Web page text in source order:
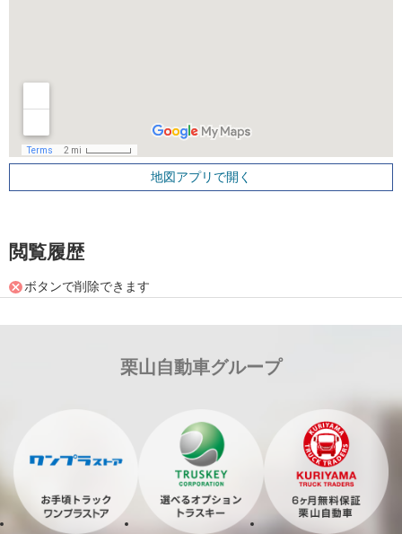
地図アプリで開く
閲覧履歴
ボタンで削除できます
栗山自動車グループ